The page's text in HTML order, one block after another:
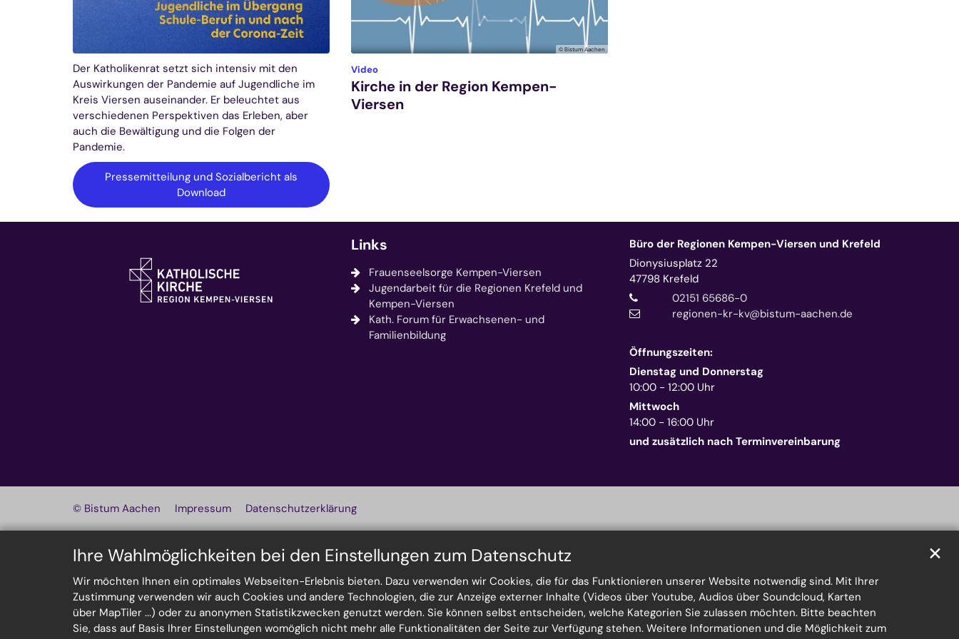
Ihre Wahlmöglichkeiten bei den Einstellungen zum Datenschutz
Wir möchten Ihnen ein optimales Webseiten-Erlebnis bieten. Dazu verwenden wir Cookies, die für das Funktionieren unserer Website notwendig sind. Mit Ihrer
Zustimmung verwenden wir auch Cookies und andere Technologien, die zur Anzeige externer Inhalte (Videos über Youtube, Audios über Soundcloud, Karten
über MapTiler ...) oder zu anonymen Statistikzwecken genutzt werden. Sie können selbst entscheiden, welche Kategorien Sie zulassen möchten. Bitte beachten
Sie, dass auf Basis Ihrer Einstellungen womöglich nicht mehr alle Funktionalitäten der Seite zur Verfügung stehen. Weitere Informationen und die Möglichkeit zum
✕
Der Katholikenrat setzt sich intensiv mit den
Auswirkungen der Pandemie auf Jugendliche im
Kreis Viersen auseinander. Er beleuchtet aus
verschiedenen Perspektiven das Erleben, aber
auch die Bewältigung und die Folgen der
Pandemie.
Pressemitteilung und Sozialbericht als
Download
© Bistum Aachen
Video:
Kirche in der Region Kempen-
Viersen
Links
Frauenseelsorge Kempen-Viersen
Jugendarbeit für die Regionen Krefeld und
Kempen-Viersen
Kath. Forum für Erwachsenen- und
Familienbildung
Büro der Regionen Kempen-Viersen und Krefeld
Dionysiusplatz 22
47798 Krefeld
02151 65686-0
regionen-kr-kv@bistum-aachen.de
Öffnungszeiten:
Dienstag und Donnerstag
10:00 - 12:00 Uhr
Mittwoch
14:00 - 16:00 Uhr
und zusätzlich nach Terminvereinbarung
© Bistum Aachen Impressum Datenschutzerklärung